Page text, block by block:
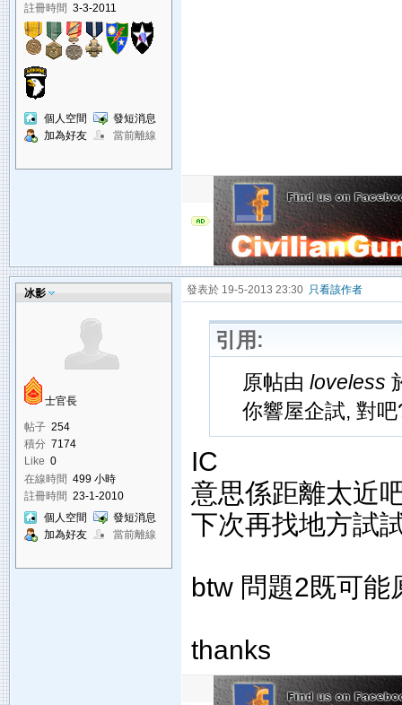
註冊時間 3-3-2011
個人空間
發短消息
加為好友
當前離線
冰影
士官長
帖子 254
積分 7174
Like 0
在線時間 499 小時
註冊時間 23-1-2010
個人空間
發短消息
加為好友
當前離線
發表於 19-5-2013 23:30 只看該作者
引用:
原帖由 loveless
你響屋企試, 對吧
IC
意思係距離太近
下次再找地方試
btw 問題2既可能
thanks